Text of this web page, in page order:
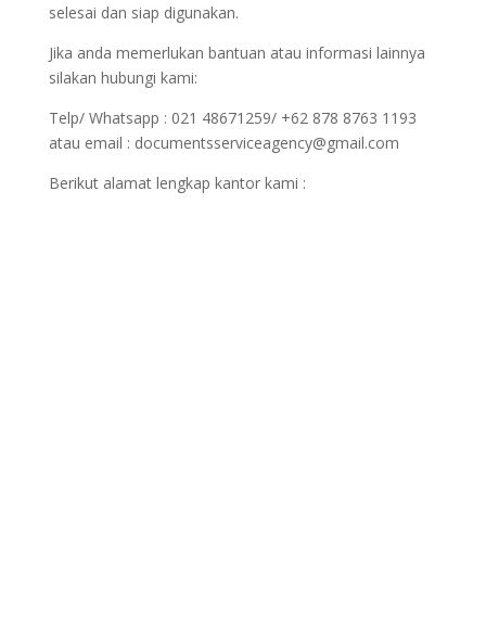
selesai dan siap digunakan.
Jika anda memerlukan bantuan atau informasi lainnya
silakan hubungi kami:
Telp/ Whatsapp : 021 48671259/ +62 878 8763 1193
atau email : documentsserviceagency@gmail.com
Berikut alamat lengkap kantor kami :